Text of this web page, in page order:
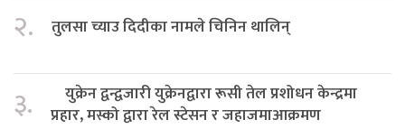
२. तुलसा च्याउ दिदीका नामले चिनिन थालिन्
३.
युक्रेन द्वन्द्वजारी युक्रेनद्वारा रूसी तेल प्रशोधन केन्द्रमा
प्रहार, मस्को द्वारा रेल स्टेसन र जहाजमाआक्रमण